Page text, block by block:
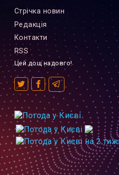
Стрiчка новин
Редакцiя
Контакти
RSS
Цей дощ надовго!